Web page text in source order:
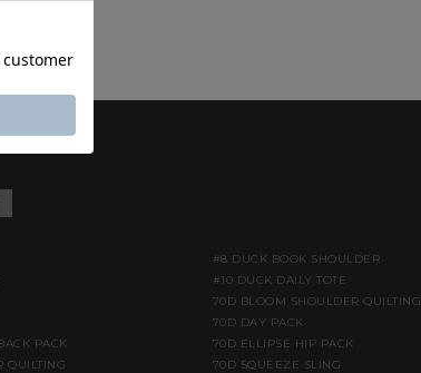
#8 DUCK BOOK SHOULDER
#10 DUCK DAILY TOTE
70D BLOOM SHOULDER QUILTING
70D DAY PACK
PACK
70D ELLIPSE HIP PACK
QUILTING
70D SQUEEZE SLING